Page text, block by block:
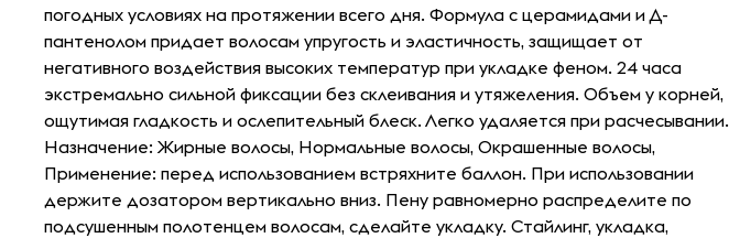
погодных условиях на протяжении всего дня. Формула с церамидами и Д-
пантенолом придает волосам упругость и эластичность, защищает от
негативного воздействия высоких температур при укладке феном. 24 часа
экстремально сильной фиксации без склеивания и утяжеления. Объем у корней,
ощутимая гладкость и ослепительный блеск. Легко удаляется при расчесывании.
Назначение: Жирные волосы, Нормальные волосы, Окрашенные волосы,
Применение: перед использованием встряхните баллон. При использовании
держите дозатором вертикально вниз. Пену равномерно распределите по
подсушенным полотенцем волосам, сделайте укладку. Стайлинг, укладка,